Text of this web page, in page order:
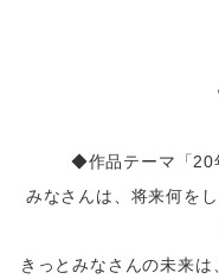
◆作品テーマ「20
みなさんは、将来何を
きっとみなさんの未来